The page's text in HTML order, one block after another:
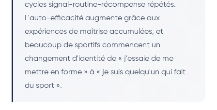
cycles signal-routine-récompense répétés.
L'auto-efficacité augmente grâce aux
expériences de maîtrise accumulées, et
beaucoup de sportifs commencent un
changement d'identité de « j'essaie de me
mettre en forme » à « je suis quelqu'un qui fait
du sport ».